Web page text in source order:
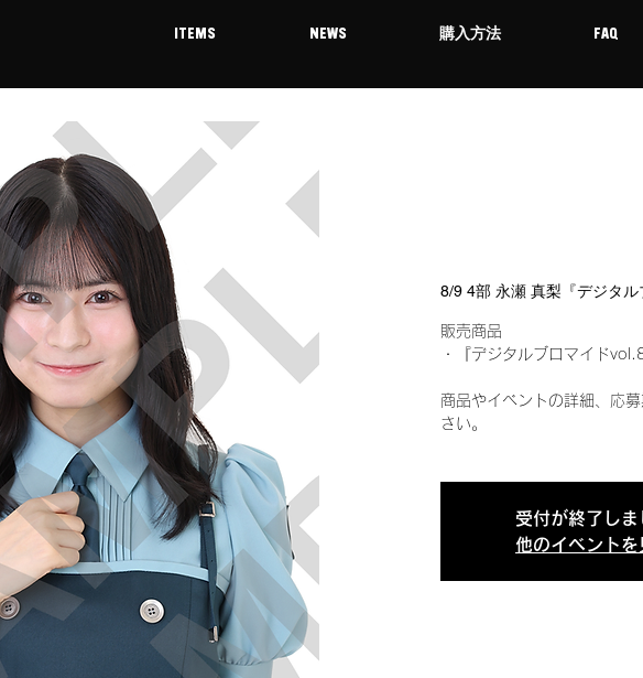
ITEMS NEWS 購入方法 FAQ
8/9 4部 永瀬 真梨『デジタ
販売商品
・『デジタルブロマイド
商品やイベントの詳細、応
さい。
受付が終了しま
他のイベントを